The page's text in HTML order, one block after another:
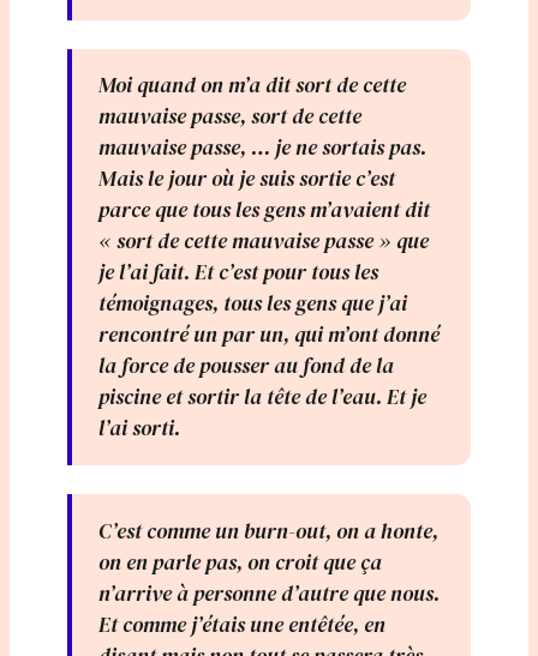
Moi quand on m’a dit sort de cette
mauvaise passe, sort de cette
mauvaise passe, … je ne sortais pas.
Mais le jour où je suis sortie c’est
parce que tous les gens m’avaient dit
« sort de cette mauvaise passe » que
je l’ai fait. Et c’est pour tous les
témoignages, tous les gens que j’ai
rencontré un par un, qui m’ont donné
la force de pousser au fond de la
piscine et sortir la tête de l’eau. Et je
l’ai sorti.
C’est comme un burn-out, on a honte,
on en parle pas, on croit que ça
n’arrive à personne d’autre que nous.
Et comme j’étais une entêtée, en